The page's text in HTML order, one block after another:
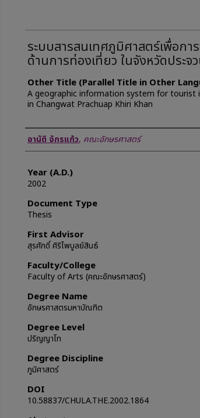
ระบบสารสนเทศภูมิศาสตร์เพื่อกา
ด้านการท่องเที่ยว ในจังหวัดประ
Other Title (Parallel Title in Other
A geographic information system for
in Changwat Prachuap Khiri Khan
Author
อานัติ จักรแก้ว, คณะอักษรศาสตร์
Year (A.D.)
2002
Document Type
Thesis
First Advisor
สุรศักดิ์ ศิริไพบูลย์สินธ์
Faculty/College
Faculty of Arts (คณะอักษรศาสตร์)
Degree Name
อักษรศาสตรมหาบัณฑิต
Degree Level
ปริญญาโท
Degree Discipline
ภูมิศาสตร์
DOI
10.58837/CHULA.THE.2002.1864